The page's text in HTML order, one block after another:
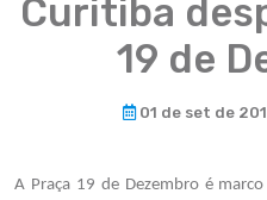
Curitiba
19 de
01 de set de
A Praça 19 de Dezembro é